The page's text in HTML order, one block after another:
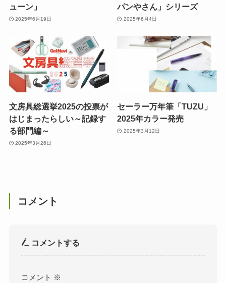
ューン」
2025年6月19日
パンやさん」シリーズ
2025年6月4日
文房具総選挙2025の投票が
はじまったらしい～記録す
る部門編～
2025年3月26日
セーラー万年筆「TUZU」
2025年カラー発売
2025年3月12日
コメント
コメントする
コメント ※